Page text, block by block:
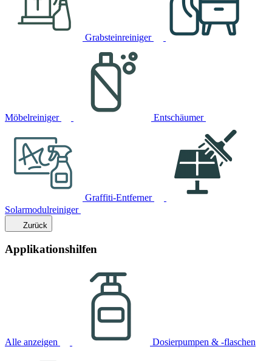
Grabsteinreiniger
Möbelreiniger Entschäumer
Graffiti-Entferner
Solarmodulreiniger
Zurück
Applikationshilfen
Alle anzeigen Dosierpumpen & -flaschen